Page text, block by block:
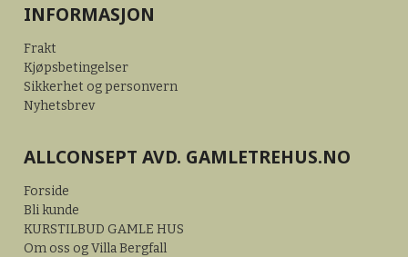
INFORMASJON
Frakt
Kjøpsbetingelser
Sikkerhet og personvern
Nyhetsbrev
ALLCONSEPT AVD. GAMLETREHUS.NO
Forside
Bli kunde
KURSTILBUD GAMLE HUS
Om oss og Villa Bergfall